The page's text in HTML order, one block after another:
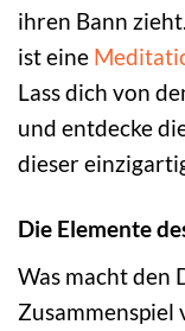
ihren Bann
ist eine
Lass dich von
und entdecke
dieser
Die Elemente
Was macht den
Zusammenspiel